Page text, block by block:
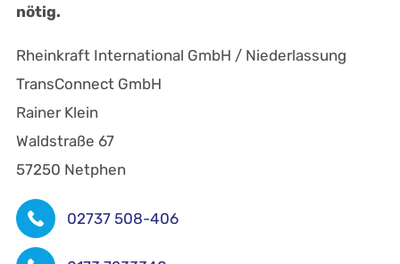
nötig.
Rheinkraft International GmbH / Niederlassung
TransConnect GmbH
Rainer Klein
Waldstraße 67
57250 Netphen
02737 508-406